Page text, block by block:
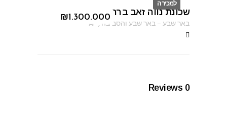
למכירה
ID
₪1.300.000
שכונת נווה זאב ברחוב פיארברג
באר שבע–באר שבע והסביבה ,
AF
0
Reviews